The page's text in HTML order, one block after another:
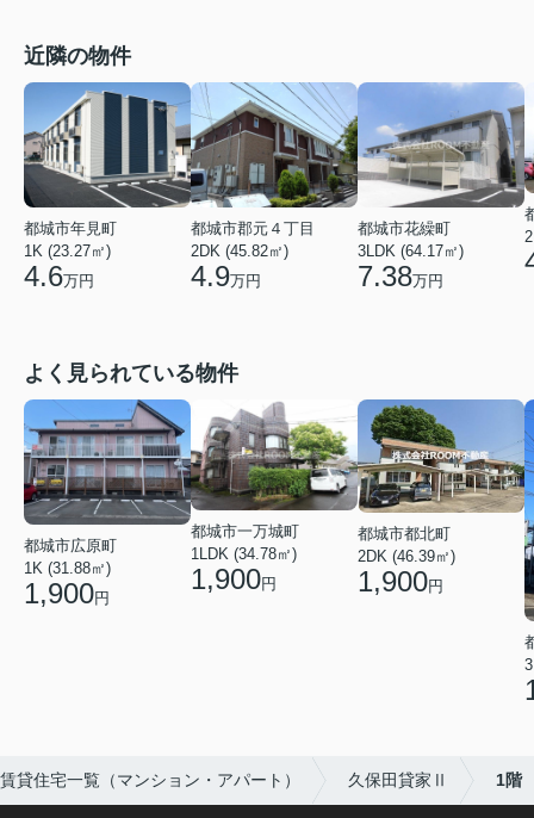
近隣の物件
都城市年見町
1K (23.27㎡)
4.6万円
都城市郡元４丁目
2DK (45.82㎡)
4.9万円
都城市花繰町
3LDK (64.17㎡)
7.38万円
よく見られている物件
都城市広原町
1K (31.88㎡)
1,900円
都城市一万城町
1LDK (34.78㎡)
1,900円
都城市都北町
2DK (46.39㎡)
1,900円
貸住宅一覧（マンション・アパート） 久保田貸家Ⅱ 1階